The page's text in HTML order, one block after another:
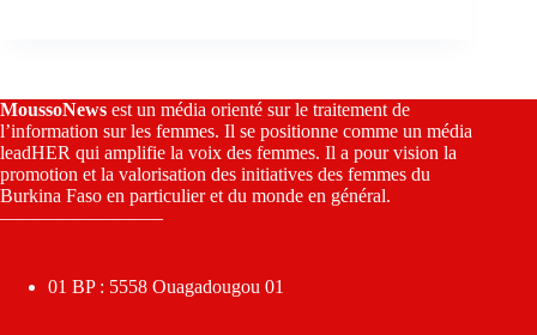
MoussoNews est un média orienté sur le traitement de
l’information sur les femmes. Il se positionne comme un média
leadHER qui amplifie la voix des femmes. Il a pour vision la
promotion et la valorisation des initiatives des femmes du
Burkina Faso en particulier et du monde en général.
————————–
01 BP : 5558 Ouagadougou 01